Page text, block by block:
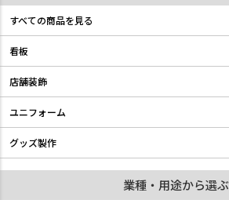
すべての商品を見る
看板
店舗装飾
ユニフォーム
グッズ製作
業種・用途から選ぶ